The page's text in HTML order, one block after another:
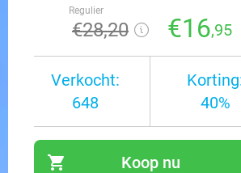
Regulier
€28,20 €16,95
Verkocht:
648
40%
shopping_cart Koop nu